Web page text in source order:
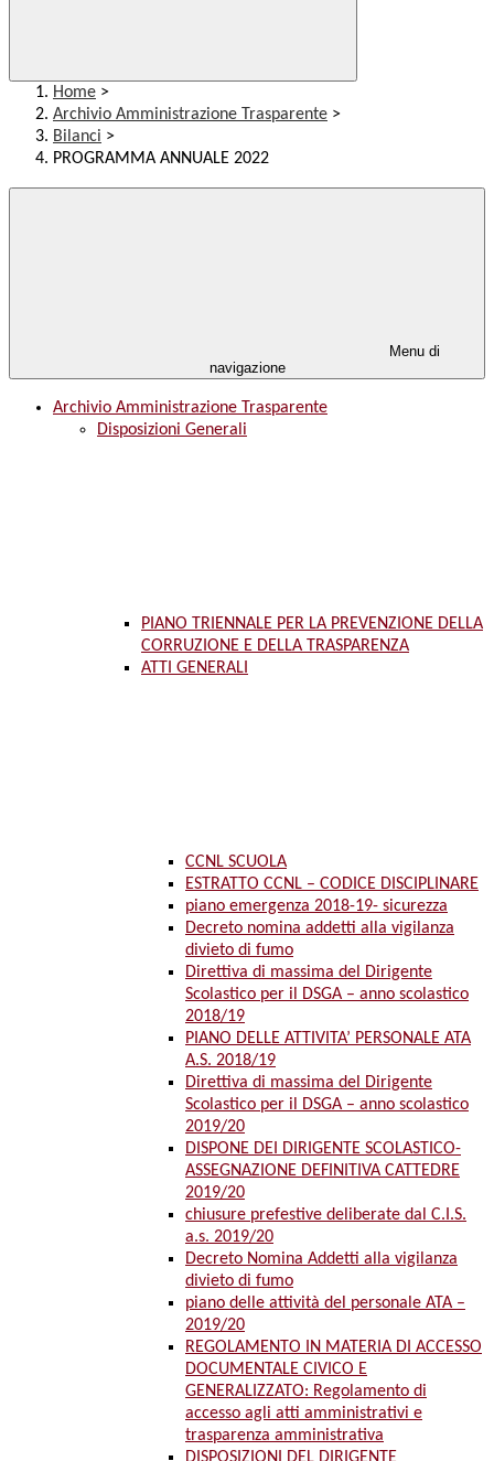
Home >
Archivio Amministrazione Trasparente >
Bilanci >
PROGRAMMA ANNUALE 2022
Menu di
navigazione
Archivio Amministrazione Trasparente
Disposizioni Generali
PIANO TRIENNALE PER LA PREVENZIONE DELLA
CORRUZIONE E DELLA TRASPARENZA
ATTI GENERALI
CCNL SCUOLA
ESTRATTO CCNL – CODICE DISCIPLINARE
piano emergenza 2018-19- sicurezza
Decreto nomina addetti alla vigilanza
divieto di fumo
Direttiva di massima del Dirigente
Scolastico per il DSGA – anno scolastico
2018/19
PIANO DELLE ATTIVITA’ PERSONALE ATA
A.S. 2018/19
Direttiva di massima del Dirigente
Scolastico per il DSGA – anno scolastico
2019/20
DISPONE DEI DIRIGENTE SCOLASTICO-
ASSEGNAZIONE DEFINITIVA CATTEDRE
2019/20
chiusure prefestive deliberate dal C.I.S.
a.s. 2019/20
Decreto Nomina Addetti alla vigilanza
divieto di fumo
piano delle attività del personale ATA –
2019/20
REGOLAMENTO IN MATERIA DI ACCESSO
DOCUMENTALE CIVICO E
GENERALIZZATO: Regolamento di
accesso agli atti amministrativi e
trasparenza amministrativa